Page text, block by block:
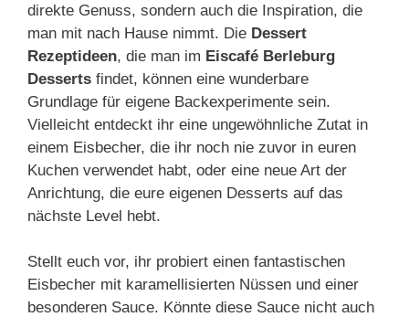
direkte Genuss, sondern auch die Inspiration, die
man mit nach Hause nimmt. Die Dessert
Rezeptideen, die man im Eiscafé Berleburg
Desserts findet, können eine wunderbare
Grundlage für eigene Backexperimente sein.
Vielleicht entdeckt ihr eine ungewöhnliche Zutat in
einem Eisbecher, die ihr noch nie zuvor in euren
Kuchen verwendet habt, oder eine neue Art der
Anrichtung, die eure eigenen Desserts auf das
nächste Level hebt.
Stellt euch vor, ihr probiert einen fantastischen
Eisbecher mit karamellisierten Nüssen und einer
besonderen Sauce. Könnte diese Sauce nicht auch